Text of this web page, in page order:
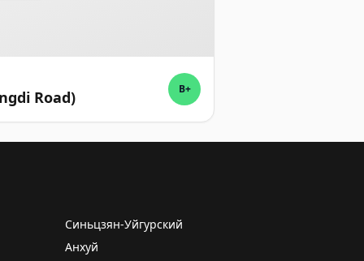
Road) B+
Синьцзян-Уйгурский
Анхуй